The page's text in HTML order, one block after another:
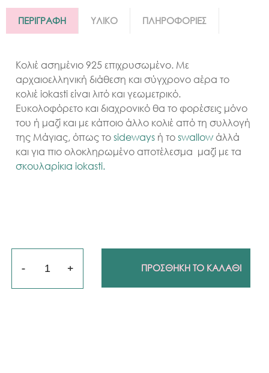
ΠΕΡΙΓΡΑΦΗ ΥΛΙΚΟ ΠΛΗΡΟΦΟΡΙΕΣ
Kολιέ ασημένιo 925 επιχρυσωμένo. Mε
αρχαιοελληνική διάθεση και σύγχρονο αέρα το
κολιέ iokasti είναι λιτό και γεωμετρικό.
Ευκολοφόρετο και διαχρονικό θα το φορέσεις μόνο
του ή μαζί και με κάποιο άλλο κολιέ από τη συλλογή
της Μάγιας, όπως τοsideways ή τοswallow άλλά
και για πιο ολοκληρωμένο αποτέλεσμα μαζί με τα
σκουλαρίκια iokasti.
Ποσότητα ΠΡΟΣΘΗΚΗ ΤΟ ΚΑΛΑΘΙ